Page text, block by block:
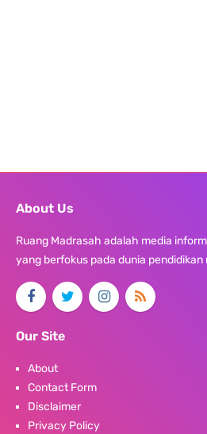
About Us
Ruang Madrasah adalah media
yang berfokus pada dunia
Our Site
About
Contact Form
Disclaimer
Privacy Policy